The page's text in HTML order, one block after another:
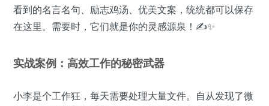
看到的名言名句、励志鸡汤、优美文案，统统都可以保存
在这里。需要时，它们就是你的灵感源泉！✍️✨
实战案例：高效工作的秘密武器
小李是个工作狂，每天需要处理大量文件。自从发现了微